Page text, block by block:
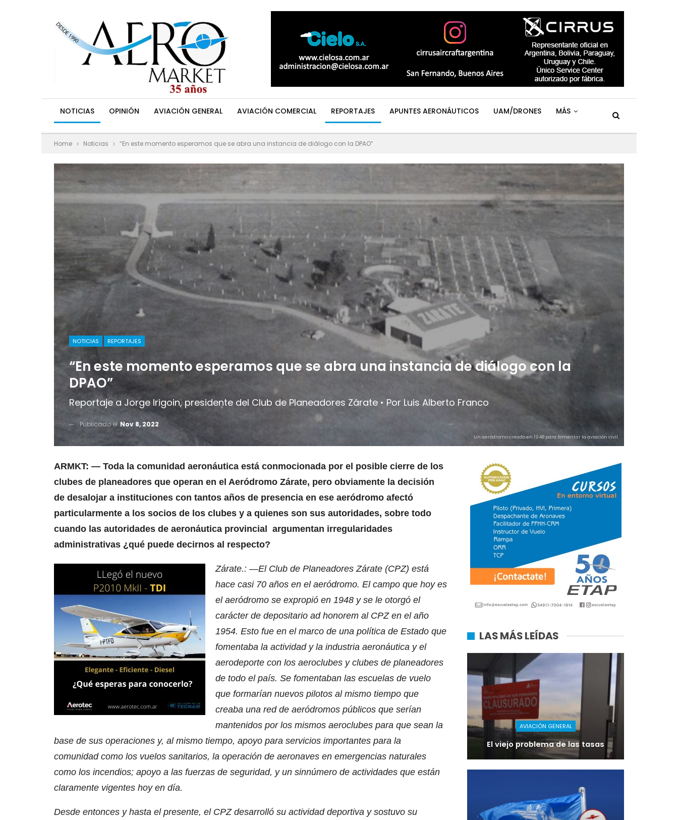
NOTICIAS OPINIÓN AVIACIÓN GENERAL AVIACIÓN COMERCIAL REPORTAJES APUNTES AERONÁUTICOS UAM/DRONES MÁS
Home Noticias “En este momento esperamos que se abra una instancia de diálogo con la DPAO”
NOTICIAS REPORTAJES
“En este momento esperamos que se abra una instancia de diálogo con la
DPAO”
Reportaje a Jorge Irigoin, presidente del Club de Planeadores Zárate • Por Luis Alberto Franco
Publicado el Nov 8, 2022
Un aeródromo creado en 1948 para fomentar la aviación civil.
ARMKT: — Toda la comunidad aeronáutica está conmocionada por el posible cierre de los
clubes de planeadores que operan en el Aeródromo Zárate, pero obviamente la decisión
de desalojar a instituciones con tantos años de presencia en ese aeródromo afectó
particularmente a los socios de los clubes y a quienes son sus autoridades, sobre todo
cuando las autoridades de aeronáutica provincial argumentan irregularidades
administrativas ¿qué puede decirnos al respecto?
Zárate.: —El Club de Planeadores Zárate (CPZ) está
hace casi 70 años en el aeródromo. El campo que hoy es
el aeródromo se expropió en 1948 y se le otorgó el
carácter de depositario ad honorem al CPZ en el año
1954. Esto fue en el marco de una política de Estado que
fomentaba la actividad y la industria aeronáutica y el
aerodeporte con los aeroclubes y clubes de planeadores
de todo el país. Se fomentaban las escuelas de vuelo
que formarían nuevos pilotos al mismo tiempo que
creaba una red de aeródromos públicos que serían
mantenidos por los mismos aeroclubes para que sean la
base de sus operaciones y, al mismo tiempo, apoyo para servicios importantes para la
comunidad como los vuelos sanitarios, la operación de aeronaves en emergencias naturales
como los incendios; apoyo a las fuerzas de seguridad, y un sinnúmero de actividades que están
claramente vigentes hoy en día.
Desde entonces y hasta el presente, el CPZ desarrolló su actividad deportiva y sostuvo su
LAS MÁS LEÍDAS
AVIACIÓN GENERAL
El viejo problema de las tasas